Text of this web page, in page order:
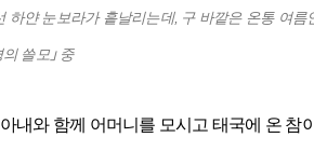
얀 눈보라가 흩날리는데, 구 바깥은 온통 여름
쓸모｣ 중
내와 함께 어머니를 모시고 태국에 온 참